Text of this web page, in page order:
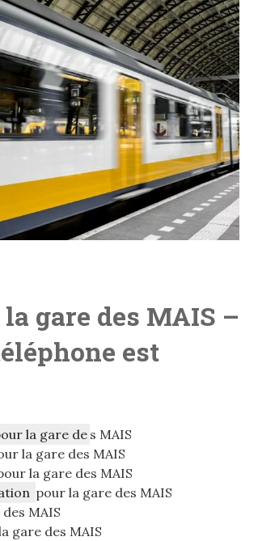
gare des MAIS –
est
la gare de s MAIS
la gare des MAIS
la gare des MAIS
pour la gare des MAIS
MAIS
gare des MAIS